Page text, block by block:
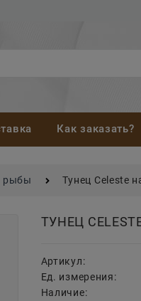
Как заказать?
рыбы Тунец Celeste
ТУНЕЦ
Артикул:
Ед. измерения:
Наличие: